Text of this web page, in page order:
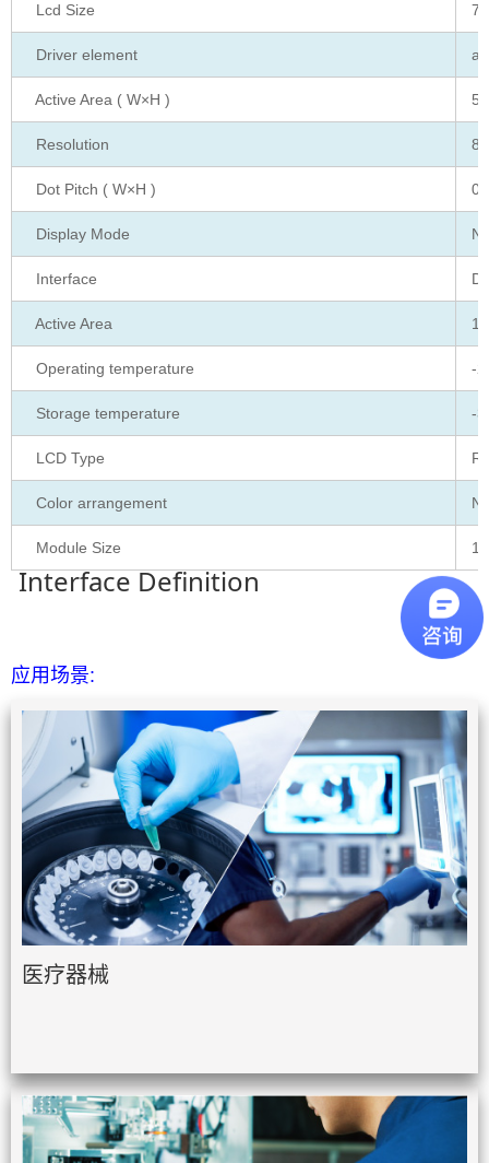
Lcd Size
Driver element a-
Active Area ( W×H )
Resolution
Dot Pitch ( W×H )
Display Mode
Interface
Active Area
Operating temperature -
Storage temperature -
LCD Type
Color arrangement
Module Size
Interface Definition
应用场景:
医疗器械